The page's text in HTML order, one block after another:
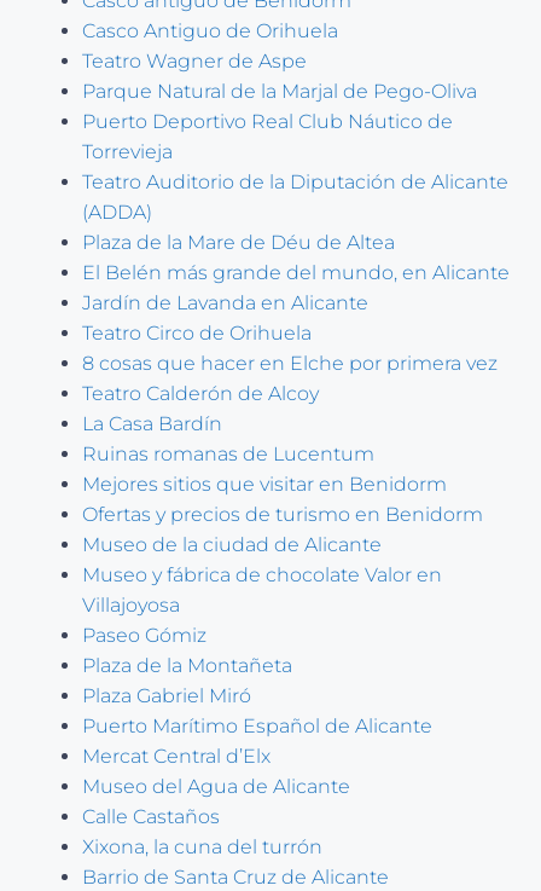
Casco Antiguo de Orihuela
Teatro Wagner de Aspe
Parque Natural de la Marjal de Pego-Oliva
Puerto Deportivo Real Club Náutico de
Torrevieja
Teatro Auditorio de la Diputación de Alicante
(ADDA)
Plaza de la Mare de Déu de Altea
El Belén más grande del mundo, en Alicante
Jardín de Lavanda en Alicante
Teatro Circo de Orihuela
8 cosas que hacer en Elche por primera vez
Teatro Calderón de Alcoy
La Casa Bardín
Ruinas romanas de Lucentum
Mejores sitios que visitar en Benidorm
Ofertas y precios de turismo en Benidorm
Museo de la ciudad de Alicante
Museo y fábrica de chocolate Valor en
Villajoyosa
Paseo Gómiz
Plaza de la Montañeta
Plaza Gabriel Miró
Puerto Marítimo Español de Alicante
Mercat Central d’Elx
Museo del Agua de Alicante
Calle Castaños
Xixona, la cuna del turrón
Barrio de Santa Cruz de Alicante